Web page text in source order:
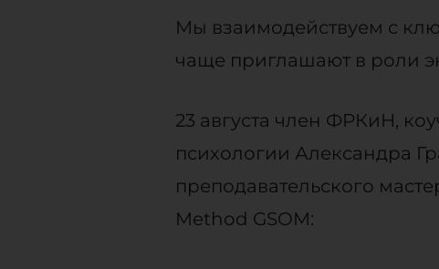
Мы взаимодействуем с
чаще приглашают в роли
23 августа член ФРКиН,
психологии Александра
преподавательского
Method GSOM: